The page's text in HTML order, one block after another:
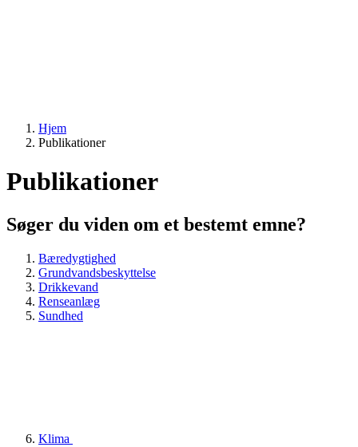
Hjem
Publikationer
Publikationer
Søger du viden om et bestemt emne?
Bæredygtighed
Grundvandsbeskyttelse
Drikkevand
Renseanlæg
Sundhed
Klima